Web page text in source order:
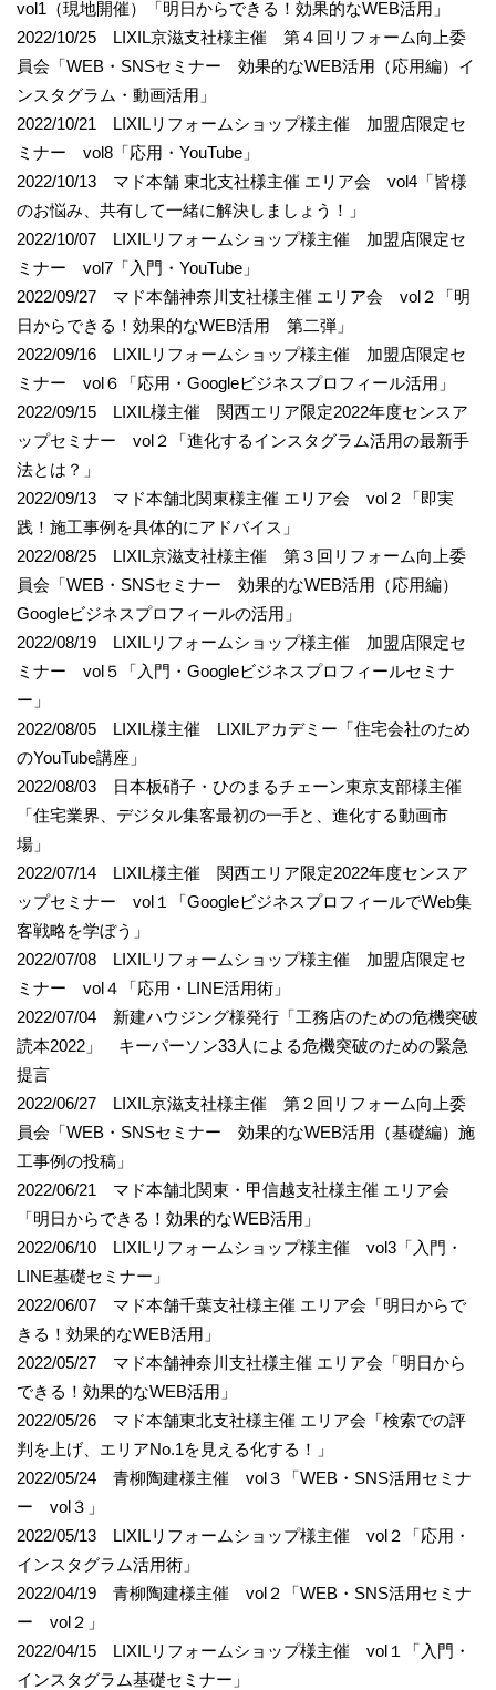
vol1（現地開催）「明日からできる！効果的なWEB活用」
2022/10/25 LIXIL京滋支社様主催 第４回リフォーム向上委
員会「WEB・SNSセミナー 効果的なWEB活用（応用編）イ
ンスタグラム・動画活用」
2022/10/21 LIXILリフォームショップ様主催 加盟店限定セ
ミナー vol8「応用・YouTube」
2022/10/13 マド本舗 東北支社様主催 エリア会 vol4「皆様
のお悩み、共有して一緒に解決しましょう！」
2022/10/07 LIXILリフォームショップ様主催 加盟店限定セ
ミナー vol7「入門・YouTube」
2022/09/27 マド本舗神奈川支社様主催 エリア会 vol２「明
日からできる！効果的なWEB活用 第二弾」
2022/09/16 LIXILリフォームショップ様主催 加盟店限定セ
ミナー vol６「応用・Googleビジネスプロフィール活用」
2022/09/15 LIXIL様主催 関西エリア限定2022年度センスア
ップセミナー vol２「進化するインスタグラム活用の最新手
法とは？」
2022/09/13 マド本舗北関東様主催 エリア会 vol２「即実
践！施工事例を具体的にアドバイス」
2022/08/25 LIXIL京滋支社様主催 第３回リフォーム向上委
員会「WEB・SNSセミナー 効果的なWEB活用（応用編）
Googleビジネスプロフィールの活用」
2022/08/19 LIXILリフォームショップ様主催 加盟店限定セ
ミナー vol５「入門・Googleビジネスプロフィールセミナ
ー」
2022/08/05 LIXIL様主催 LIXILアカデミー「住宅会社のため
のYouTube講座」
2022/08/03 日本板硝子・ひのまるチェーン東京支部様主催
「住宅業界、デジタル集客最初の一手と、進化する動画市
場」
2022/07/14 LIXIL様主催 関西エリア限定2022年度センスア
ップセミナー vol１「GoogleビジネスプロフィールでWeb集
客戦略を学ぼう」
2022/07/08 LIXILリフォームショップ様主催 加盟店限定セ
ミナー vol４「応用・LINE活用術」
2022/07/04 新建ハウジング様発行「工務店のための危機突破
読本2022」 キーパーソン33人による危機突破のための緊急
提言
2022/06/27 LIXIL京滋支社様主催 第２回リフォーム向上委
員会「WEB・SNSセミナー 効果的なWEB活用（基礎編）施
工事例の投稿」
2022/06/21 マド本舗北関東・甲信越支社様主催 エリア会
「明日からできる！効果的なWEB活用」
2022/06/10 LIXILリフォームショップ様主催 vol3「入門・
LINE基礎セミナー」
2022/06/07 マド本舗千葉支社様主催 エリア会「明日からで
きる！効果的なWEB活用」
2022/05/27 マド本舗神奈川支社様主催 エリア会「明日から
できる！効果的なWEB活用」
2022/05/26 マド本舗東北支社様主催 エリア会「検索での評
判を上げ、エリアNo.1を見える化する！」
2022/05/24 青柳陶建様主催 vol３「WEB・SNS活用セミナ
ー vol３」
2022/05/13 LIXILリフォームショップ様主催 vol２「応用・
インスタグラム活用術」
2022/04/19 青柳陶建様主催 vol２「WEB・SNS活用セミナ
ー vol２」
2022/04/15 LIXILリフォームショップ様主催 vol１「入門・
インスタグラム基礎セミナー」